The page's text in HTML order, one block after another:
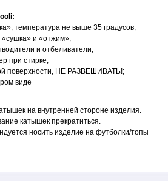
температура не выше 35 градусов;
и «отжим»;
и отбеливатели;
при стирке;
поверхности, НЕ РАЗВЕШИВАТЬ!;
виде
на внутренней стороне изделия.
катышек прекратиться.
носить изделие на футболки/топы